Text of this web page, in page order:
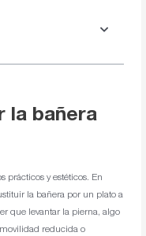
la bañera
prácticos y estéticos. En
la bañera por un plato a
que levantar la pierna, algo
reducida o